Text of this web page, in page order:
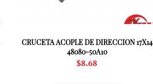
CRUCETA ACOPLE DE DIRECCION 17X14
48080-50A10
$8.68